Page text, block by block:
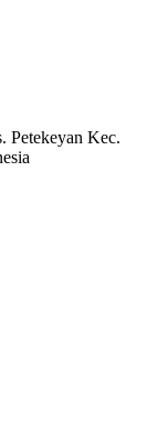
Petekeyan Kec.